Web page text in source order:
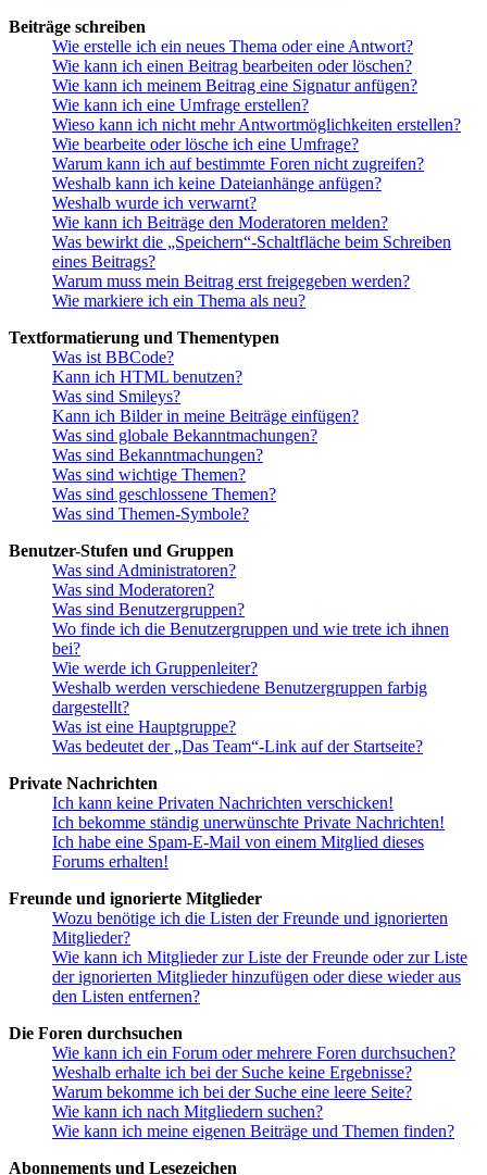
Beiträge schreiben
Wie erstelle ich ein neues Thema oder eine Antwort?
Wie kann ich einen Beitrag bearbeiten oder löschen?
Wie kann ich meinem Beitrag eine Signatur anfügen?
Wie kann ich eine Umfrage erstellen?
Wieso kann ich nicht mehr Antwortmöglichkeiten erstellen?
Wie bearbeite oder lösche ich eine Umfrage?
Warum kann ich auf bestimmte Foren nicht zugreifen?
Weshalb kann ich keine Dateianhänge anfügen?
Weshalb wurde ich verwarnt?
Wie kann ich Beiträge den Moderatoren melden?
Was bewirkt die „Speichern“-Schaltfläche beim Schreiben
eines Beitrags?
Warum muss mein Beitrag erst freigegeben werden?
Wie markiere ich ein Thema als neu?
Textformatierung und Thementypen
Was ist BBCode?
Kann ich HTML benutzen?
Was sind Smileys?
Kann ich Bilder in meine Beiträge einfügen?
Was sind globale Bekanntmachungen?
Was sind Bekanntmachungen?
Was sind wichtige Themen?
Was sind geschlossene Themen?
Was sind Themen-Symbole?
Benutzer-Stufen und Gruppen
Was sind Administratoren?
Was sind Moderatoren?
Was sind Benutzergruppen?
Wo finde ich die Benutzergruppen und wie trete ich ihnen
bei?
Wie werde ich Gruppenleiter?
Weshalb werden verschiedene Benutzergruppen farbig
dargestellt?
Was ist eine Hauptgruppe?
Was bedeutet der „Das Team“-Link auf der Startseite?
Private Nachrichten
Ich kann keine Privaten Nachrichten verschicken!
Ich bekomme ständig unerwünschte Private Nachrichten!
Ich habe eine Spam-E-Mail von einem Mitglied dieses
Forums erhalten!
Freunde und ignorierte Mitglieder
Wozu benötige ich die Listen der Freunde und ignorierten
Mitglieder?
Wie kann ich Mitglieder zur Liste der Freunde oder zur Liste
der ignorierten Mitglieder hinzufügen oder diese wieder aus
den Listen entfernen?
Die Foren durchsuchen
Wie kann ich ein Forum oder mehrere Foren durchsuchen?
Weshalb erhalte ich bei der Suche keine Ergebnisse?
Warum bekomme ich bei der Suche eine leere Seite?
Wie kann ich nach Mitgliedern suchen?
Wie kann ich meine eigenen Beiträge und Themen finden?
Abonnements und Lesezeichen